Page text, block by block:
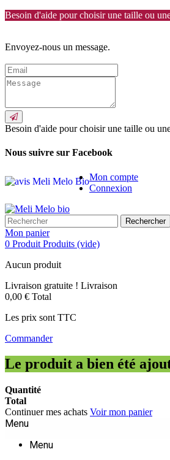
Besoin d'aide pour choisir une taille ou
Envoyez-nous un message.
Besoin d'aide pour choisir une taille ou
Nous suivre sur Facebook
Mon compte
Connexion
Rechercher
Mon panier
0 Produit Produits (vide)
Aucun produit
Livraison gratuite ! Livraison
0,00 € Total
Les prix sont TTC
Commander
Le produit a bien été
Quantité
Total
Continuer mes achats Voir mon panier
Menu
Menu